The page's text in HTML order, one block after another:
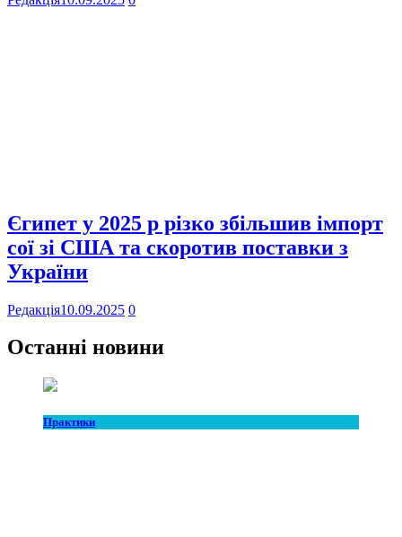
Єгипет у 2025 р різко збільшив імпорт
сої зі США та скоротив поставки з
України
Редакція10.09.2025 0
Останні новини
Практики